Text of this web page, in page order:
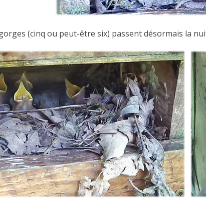
(cinq ou peut-être six) passent désormais la